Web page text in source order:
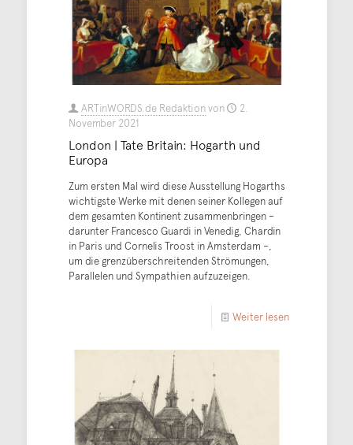
ARTinWORDS.de Redaktionvon
2.
November 2021
London | Tate Britain: Hogarth und
Europa
Zum ersten Mal wird diese Ausstellung Hogarths
wichtigste Werke mit denen seiner Kollegen auf
dem gesamten Kontinent zusammenbringen –
darunter Francesco Guardi in Venedig, Chardin
in Paris und Cornelis Troost in Amsterdam –,
um die grenzüberschreitenden Strömungen,
Parallelen und Sympathien aufzuzeigen.
Weiter lesen